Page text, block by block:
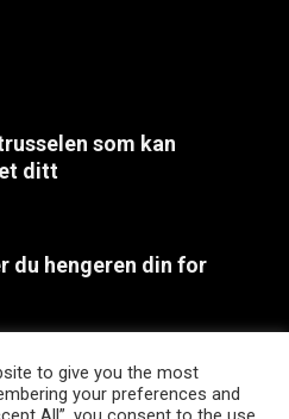
som kan
ditt
du hengeren din for
Effektive metoder
hjemme
to give you the most
your preferences and